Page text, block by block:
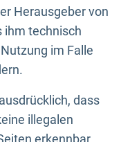
Herausgeber von
ihm technisch
im Falle
dass
illegalen
erkennbar